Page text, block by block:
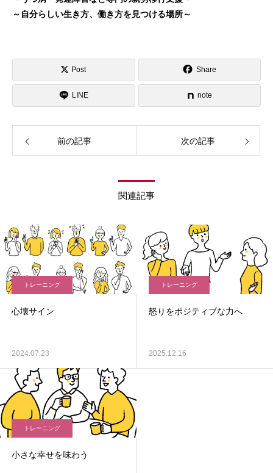
～自分らしい生き方、働き方を見つける場所～
Post Share
LINE note
前の記事 次の記事
関連記事
トレーニング
心壊サイン
2024.07.23
トレーニング
怒りをポジティブな力へ
2025.12.16
トレーニング
小さな幸せを味わう